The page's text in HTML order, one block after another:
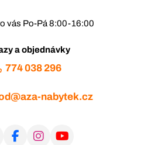
vás Po-Pá 8:00-16:00
a objednávky
774 038 296
nabytek.cz